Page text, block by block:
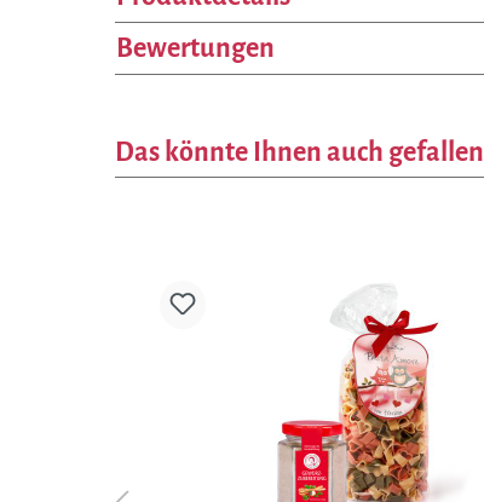
Bewertungen
Das könnte Ihnen auch gefallen